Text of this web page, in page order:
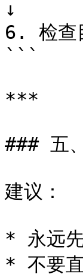
↓
6. 检查
```
***
### 五
建议：
* 永远
* 不要